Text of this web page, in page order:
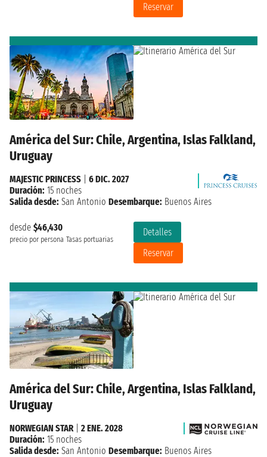
Reservar
América del Sur: Chile, Argentina, Islas Falkland,
Uruguay
desde $46,430
precio por persona Tasas portuarias
Detalles
Reservar
MAJESTIC PRINCESS
6 DIC. 2027
Duración: 15 noches
Salida desde: San Antonio Desembarque: Buenos Aires
América del Sur: Chile, Argentina, Islas Falkland,
Uruguay
NORWEGIAN STAR
2 ENE. 2028
Duración: 15 noches
Salida desde: San Antonio Desembarque: Buenos Aires